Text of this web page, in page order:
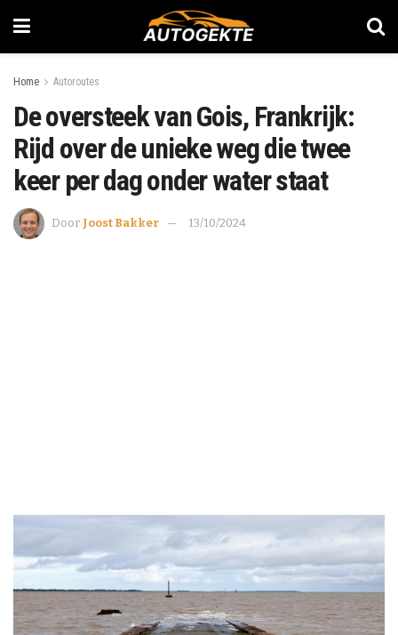
Home Autoroutes
De oversteek van Gois, Frankrijk:
Rijd over de unieke weg die twee
keer per dag onder water staat
Door Joost Bakker 13/10/2024